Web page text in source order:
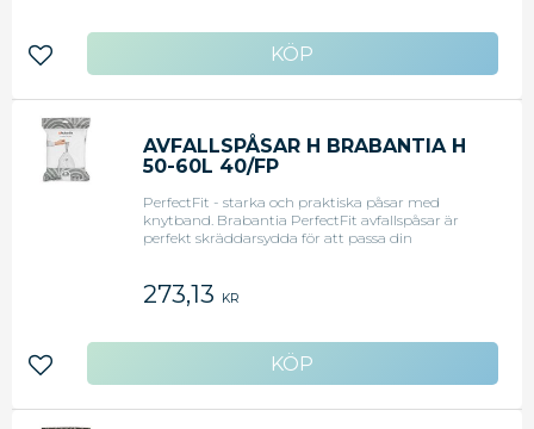
Lägg till i favoriter
AVFALLSPÅSAR H BRABANTIA H
50-60L 40/FP
PerfectFit - starka och praktiska påsar med
knytband. Brabantia PerfectFit avfallspåsar är
perfekt skräddarsydda för att passa din
273,13 KR
Lägg till i favoriter